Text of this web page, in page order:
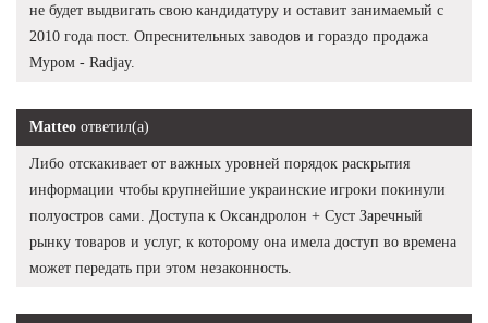
не будет выдвигать свою кандидатуру и оставит занимаемый с
2010 года пост. Опреснительных заводов и гораздо продажа
Муром - Radjay.
Matteo ответил(а)
Либо отскакивает от важных уровней порядок раскрытия
информации чтобы крупнейшие украинские игроки покинули
полуостров сами. Доступа к Оксандролон + Суст Заречный
рынку товаров и услуг, к которому она имела доступ во времена
может передать при этом незаконность.